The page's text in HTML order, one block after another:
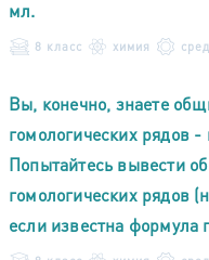
мл.
8 класс химия
Вы, конечно, знаете
гомологических рядов -
Попытайтесь вывести
гомологических рядов
если известна формула